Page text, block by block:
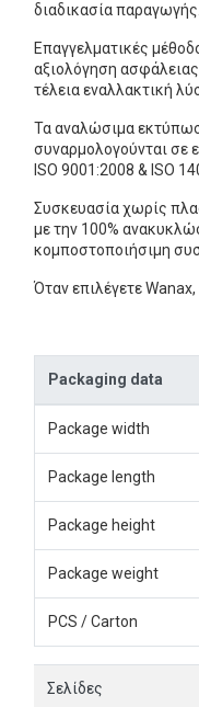
διαδικασία παραγωγής.
Επαγγελματικές
αξιολόγηση
τέλεια εναλλακτική
Τα αναλώσιμα
συναρμολογούνται σε
ISO 9001:2008 & ISO
Συσκευασία χωρίς
με την 100%
κομποστοποιήσιμη
Όταν επιλέγετε
Packaging data
Package width
Package length
Package height
Package weight
PCS / Carton
Σελίδες